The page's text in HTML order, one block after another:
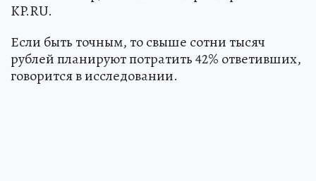
KP.RU.
Если быть точным, то свыше сотни тысяч
рублей планируют потратить 42% ответивших,
говорится в исследовании.